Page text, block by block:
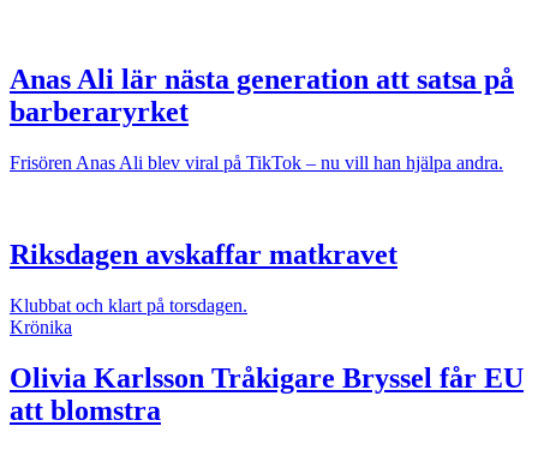
Anas Ali lär nästa generation att satsa på
barberaryrket
Frisören Anas Ali blev viral på TikTok – nu vill han hjälpa andra.
Riksdagen avskaffar matkravet
Klubbat och klart på torsdagen.
Krönika
Olivia Karlsson Tråkigare Bryssel får EU
att blomstra